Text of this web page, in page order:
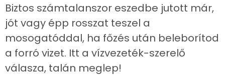
of
1
minute,
seconds
Biztos számtalanszor eszedbe jutott már,
jót vagy épp rosszat teszel a
mosogatóddal, ha főzés után beleborítod
a forró vizet. Itt a vízvezeték-szerelő
válasza, talán meglep!